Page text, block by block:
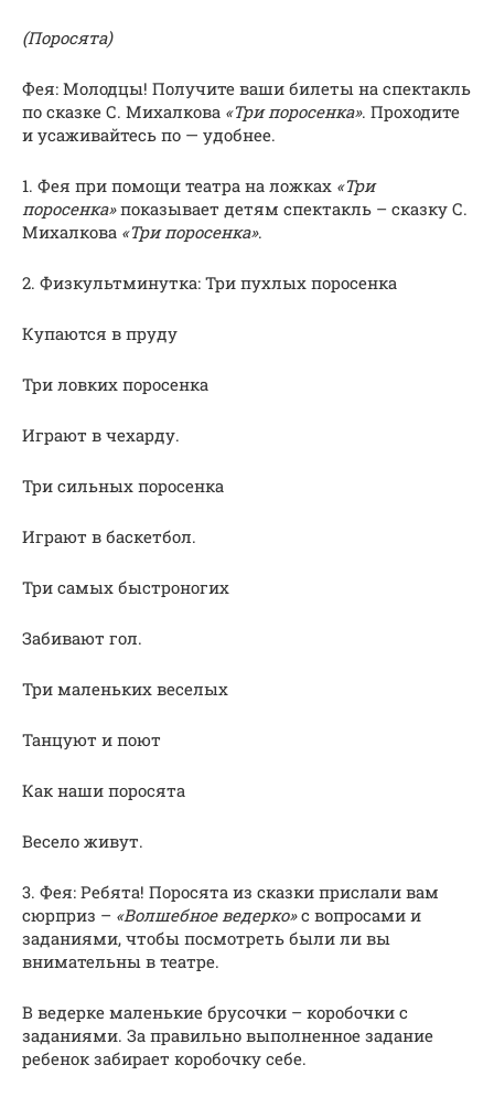
(Поросята)
Фея: Молодцы! Получите ваши билеты на спектакль
по сказке С. Михалкова «Три поросенка». Проходите
и усаживайтесь по — удобнее.
1. Фея при помощи театра на ложках «Три
поросенка»показывает детям спектакль – сказку С.
Михалкова «Три поросенка».
2. Физкультминутка: Три пухлых поросенка
Купаются в пруду
Три ловких поросенка
Играют в чехарду.
Три сильных поросенка
Играют в баскетбол.
Три самых быстроногих
Забивают гол.
Три маленьких веселых
Танцуют и поют
Как наши поросята
Весело живут.
3. Фея: Ребята! Поросята из сказки прислали вам
сюрприз – «Волшебное ведерко»с вопросами и
заданиями, чтобы посмотреть были ли вы
внимательны в театре.
В ведерке маленькие брусочки – коробочки с
заданиями. За правильно выполненное задание
ребенок забирает коробочку себе.